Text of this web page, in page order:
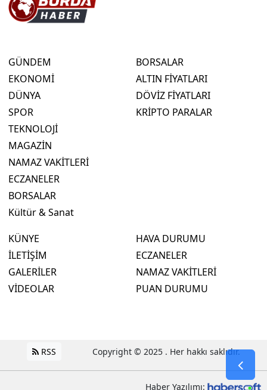
GÜNDEM
EKONOMİ
DÜNYA
SPOR
TEKNOLOJİ
MAGAZİN
NAMAZ VAKİTLERİ
ECZANELER
BORSALAR
Kültür & Sanat
BORSALAR
ALTIN FİYATLARI
DÖVİZ FİYATLARI
KRİPTO PARALAR
KÜNYE
İLETİŞİM
GALERİLER
VİDEOLAR
HAVA DURUMU
ECZANELER
NAMAZ VAKİTLERİ
PUAN DURUMU
RSS Copyright © 2025 . Her hakkı saklıdır.
Haber Yazılımı: